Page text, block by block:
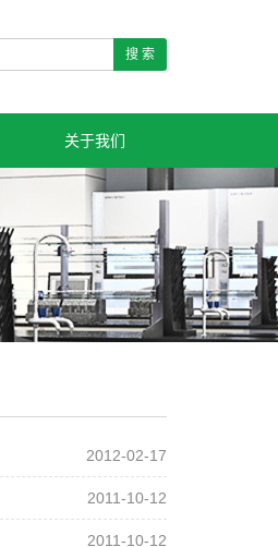
搜 索
关于我们
2012-02-17
2011-10-12
2011-10-12